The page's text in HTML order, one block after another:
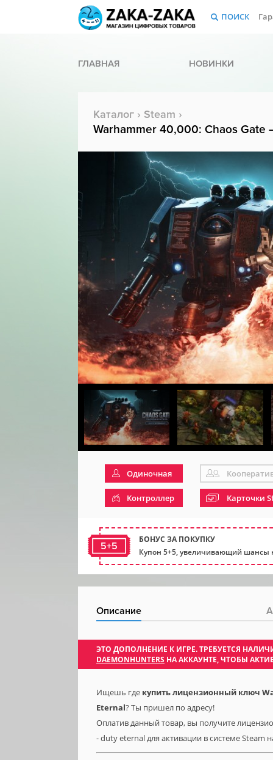
ПОИСК
ГЛАВНАЯ НОВИНКИ
Каталог › Steam ›
Warhammer 40,000: Chaos Gate
Одиночная
Контроллер Карточки
5+5
БОНУС ЗА ПОКУПКУ
Купон 5+5, увеличивающий шансы
Описание
ЭТО ДОПОЛНЕНИЕ К ИГРЕ. ТРЕБУЕТСЯ
DAEMONHUNTERS НА АККАУНТЕ, ЧТОБЫ
Ищешь где купить лицензионный ключ
Eternal? Ты пришел по адресу!
Оплатив данный товар, вы получите
- duty eternal для активации в системе Steam